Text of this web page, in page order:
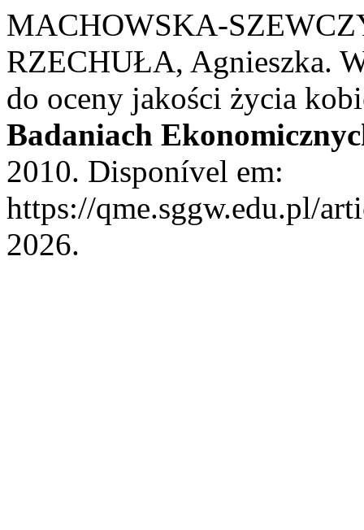
MACHOWSKA-
RZECHUŁA, Agnieszka.
do oceny jakości życia
Badaniach
2010. Disponível em:
https://qme.sggw.edu.pl/
2026.